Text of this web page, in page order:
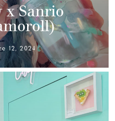
x Sanrio
12, 2024